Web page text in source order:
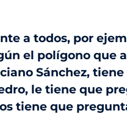
a todos, por
el polígono que
Sánchez,
le tiene que
tiene que